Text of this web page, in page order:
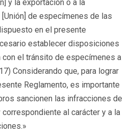
y la exportación o a la
de especímenes de las
en el presente
establecer disposiciones
el tránsito de especímenes a
Considerando que, para lograr
Reglamento, es importante
sancionen las infracciones de
correspondiente al carácter y a la